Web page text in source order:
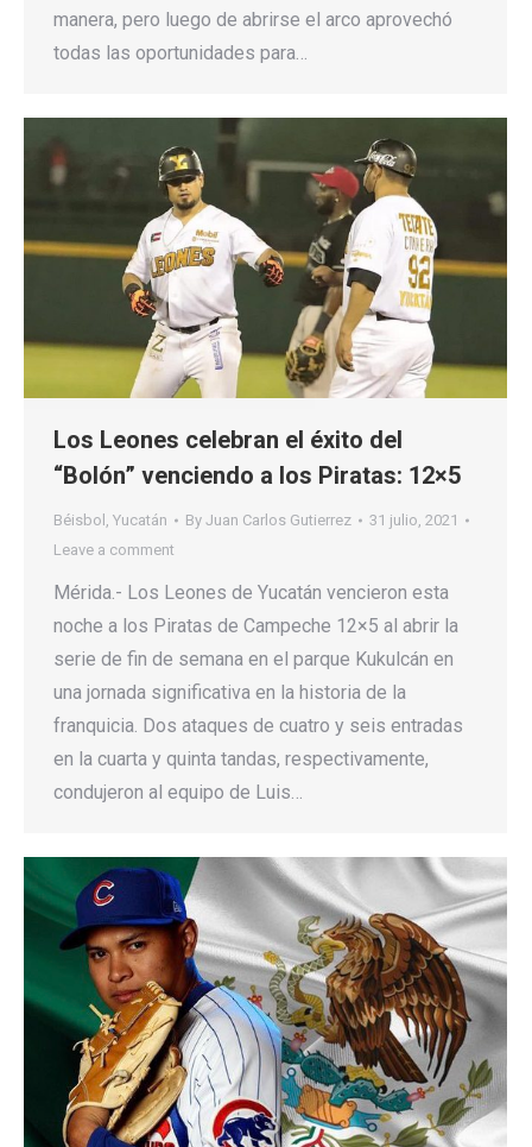
manera, pero luego de abrirse el arco aprovechó
todas las oportunidades para…
Los Leones celebran el éxito del
“Bolón” venciendo a los Piratas: 12×5
Béisbol , Yucatán By Juan Carlos Gutierrez
31 julio, 2021
Leave a comment
Mérida.- Los Leones de Yucatán vencieron esta
noche a los Piratas de Campeche 12×5 al abrir la
serie de fin de semana en el parque Kukulcán en
una jornada significativa en la historia de la
franquicia. Dos ataques de cuatro y seis entradas
en la cuarta y quinta tandas, respectivamente,
condujeron al equipo de Luis…